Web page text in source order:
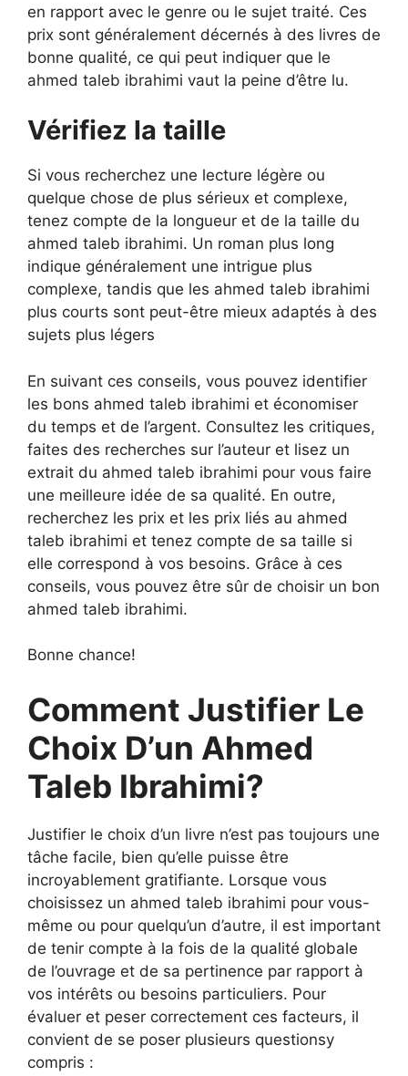
en rapport avec le genre ou le sujet traité. Ces
prix sont généralement décernés à des livres de
bonne qualité, ce qui peut indiquer que le
ahmed taleb ibrahimi vaut la peine d’être lu.
Vérifiez la taille
Si vous recherchez une lecture légère ou
quelque chose de plus sérieux et complexe,
tenez compte de la longueur et de la taille du
ahmed taleb ibrahimi. Un roman plus long
indique généralement une intrigue plus
complexe, tandis que les ahmed taleb ibrahimi
plus courts sont peut-être mieux adaptés à des
sujets plus légers
En suivant ces conseils, vous pouvez identifier
les bons ahmed taleb ibrahimi et économiser
du temps et de l’argent. Consultez les critiques,
faites des recherches sur l’auteur et lisez un
extrait du ahmed taleb ibrahimi pour vous faire
une meilleure idée de sa qualité. En outre,
recherchez les prix et les prix liés au ahmed
taleb ibrahimi et tenez compte de sa taille si
elle correspond à vos besoins. Grâce à ces
conseils, vous pouvez être sûr de choisir un bon
ahmed taleb ibrahimi.
Bonne chance!
Comment Justifier Le
Choix D’un Ahmed
Taleb Ibrahimi?
Justifier le choix d’un livre n’est pas toujours une
tâche facile, bien qu’elle puisse être
incroyablement gratifiante. Lorsque vous
choisissez un ahmed taleb ibrahimi pour vous-
même ou pour quelqu’un d’autre, il est important
de tenir compte à la fois de la qualité globale
de l’ouvrage et de sa pertinence par rapport à
vos intérêts ou besoins particuliers. Pour
évaluer et peser correctement ces facteurs, il
convient de se poser plusieurs questionsy
compris :